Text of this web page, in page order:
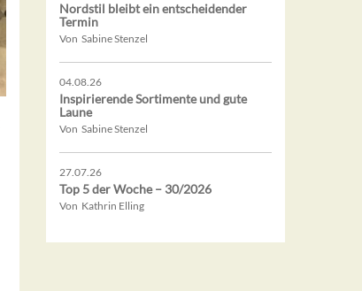
Nordstil bleibt ein entscheidender
Termin
Von Sabine Stenzel
04.08.26
Inspirierende Sortimente und gute
Laune
Von Sabine Stenzel
27.07.26
Top 5 der Woche – 30/2026
Von Kathrin Elling